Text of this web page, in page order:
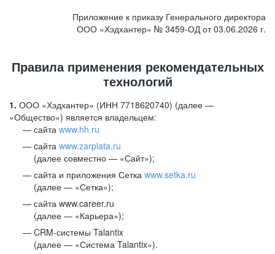
Приложение к приказу Генерального директора
ООО «Хэдхантер» № 3459-ОД от 03.06.2026 г.
Правила применения рекомендательных
технологий
1. ООО «Хэдхантер» (ИНН 7718620740) (далее —
«Общество») является владельцем:
сайта www.hh.ru
cайта www.zarplata.ru
(далее совместно — «Сайт»);
сайта и приложения Сетка www.setka.ru
(далее — «Сетка»);
сайта www.career.ru
(далее — «Карьера»);
CRM-системы Talantix
(далее — «Система Talantix»).